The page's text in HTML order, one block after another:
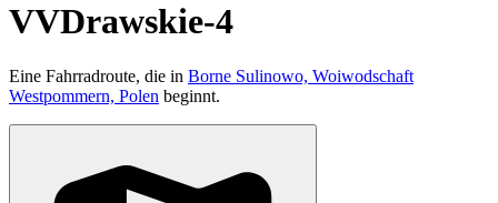
VVDrawskie-4
Eine Fahrradroute, die in Borne Sulinowo, Woiwodschaft
Westpommern, Polen beginnt.